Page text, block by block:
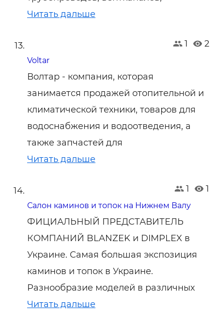
Читать дальше
1 2
Voltar
Волтар - компания, которая
занимается продажей отопительной и
климатической техники, товаров для
водоснабжения и водоотведения, а
также запчастей для
Читать дальше
1 1
Салон каминов и топок на Нижнем Валу
ФИЦИАЛЬНЫЙ ПРЕДСТАВИТЕЛЬ
КОМПАНИЙ BLANZEK и DIMPLEX в
Украине. Самая большая экспозиция
каминов и топок в Украине.
Разнообразие моделей в различных
Читать дальше